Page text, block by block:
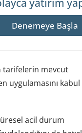
yatırım
Denemeye Başla
tarifelerin mevcut
uygulamasını kabul
acil durum